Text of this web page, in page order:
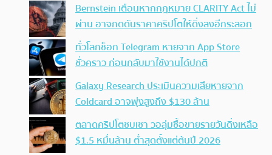
Bernstein เตือนหากกฎหมาย CLARITY Act ไม่
ผ่าน อาจกดดันราคาคริปโตให้ดิ่งลงอีกระลอก
ทั่วโลกช็อก Telegram หายจาก App Store
ชั่วคราว ก่อนกลับมาใช้งานได้ปกติ
Galaxy Research ประเมินความเสียหายจาก
Coldcard อาจพุ่งสูงถึง $130 ล้าน
ตลาดคริปโตซบเซา วอลุ่มซื้อขายรายวันดิ่งเหลือ
$1.5 หมื่นล้าน ต่ำสุดตั้งแต่ต้นปี 2026